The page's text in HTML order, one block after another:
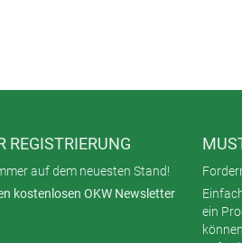
REGISTRIERUNG
auf dem neuesten Stand!
kostenlosen OKW Newsletter
ein